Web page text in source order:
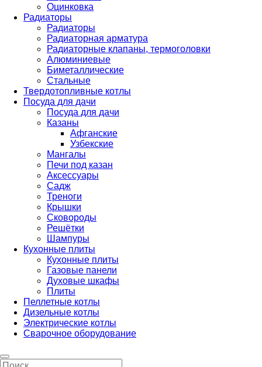
Оцинковка
Радиаторы
Радиаторы
Радиаторная арматура
Радиаторные клапаны, термоголовки
Алюминиевые
Биметаллические
Стальные
Твердотопливные котлы
Посуда для дачи
Посуда для дачи
Казаны
Афганские
Узбекские
Мангалы
Печи под казан
Аксессуары
Садж
Треноги
Крышки
Сковороды
Решётки
Шампуры
Кухонные плиты
Кухонные плиты
Газовые панели
Духовые шкафы
Плиты
Пеллетные котлы
Дизельные котлы
Электрические котлы
Сварочное оборудование